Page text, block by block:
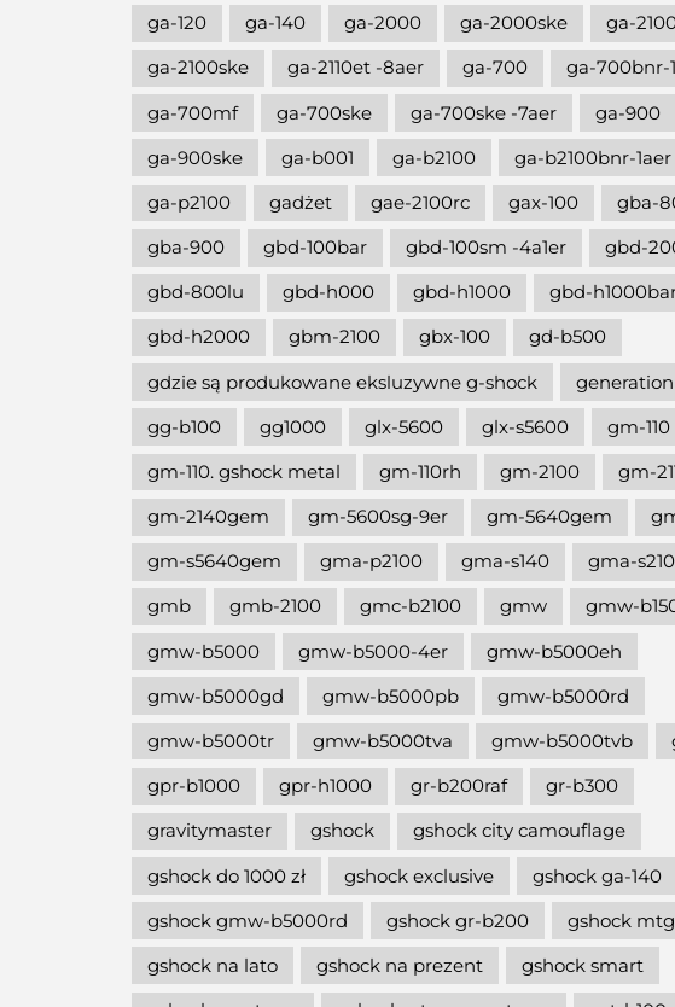
ga-120
ga-140 ga-2000 ga-2000ske
ga-
ga-2100ske
ga-2110et -8aer ga-700
ga-700bnr-
ga-700mf
ga-700ske ga-700ske -7aer
ga-900
ga-900ske
ga-b001 ga-b2100
ga-b2100bnr-1aer
ga-p2100
gadżet gae-2100rc gax-100
gba-
gba-900
gbd-100bar gbd-100sm -4a1er
gbd-
gbd-800lu
gbd-h000 gbd-h1000
gbd-
gbd-h2000
gbm-2100 gbx-100
gd-b500
gdzie są produkowane eksluzywne g-shock
gg-b100
gg1000 glx-5600 glx-s5600
gm-110
gm-110. gshock metal
gm-110rh gm-2100
gm-
gm-2140gem
gm-5600sg-9er gm-5640gem
gm-s5640gem
gma-p2100 gma-s140
gma-
gmb
gmb-2100 gmc-b2100 gmw
gmw-
gmw-b5000
gmw-b5000-4er
gmw-b5000eh
gmw-b5000gd
gmw-b5000pb
gmw-b5000rd
gmw-b5000tr
gmw-b5000tva gmw-b5000tvb
gpr-b1000
gpr-h1000 gr-b200raf
gr-b300
gravitymaster
gshock
gshock city camouflage
gshock do 1000 zł
gshock exclusive
gshock ga-140
gshock gmw-b5000rd
gshock gr-b200
gshock mtg
gshock na lato
gshock na prezent
gshock smart